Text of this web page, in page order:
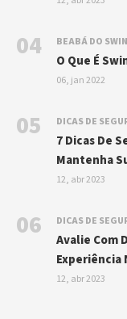
04 BEABÁ DO
O Que É
06, jan 2022
05 DICAS DE
7 Dicas De
Mantenha
12, abr 2023
06 DICAS DE
Avalie Com
Experiência
12, abr 2023